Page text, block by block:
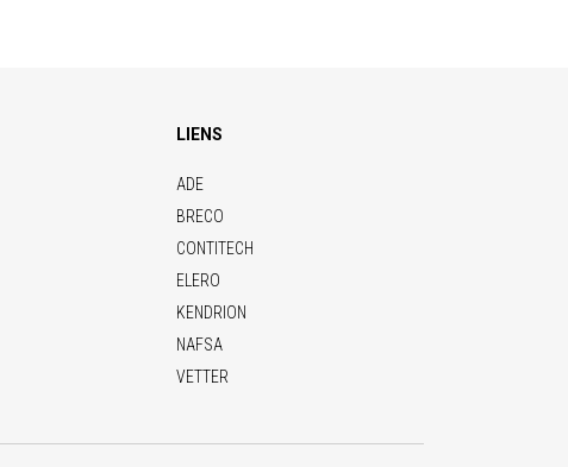
LIENS
ADE
BRECO
CONTITECH
ELERO
KENDRION
NAFSA
VETTER